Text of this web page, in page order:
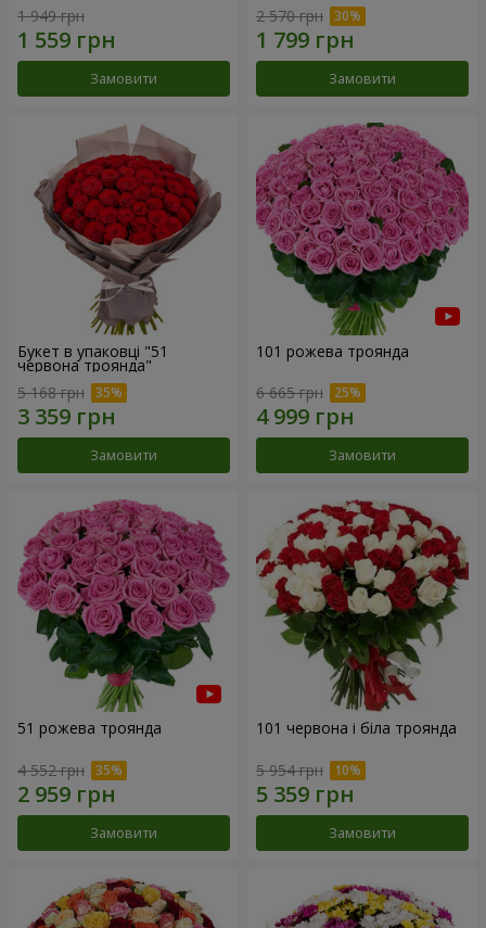
1 949 грн
Замовити
2 570 грн
Замовити
Букет в упаковці "51
червона троянда"
5 168 грн
Замовити
101 рожева троянда
6 665 грн
Замовити
51 рожева троянда
4 552 грн
Замовити
101 червона і біла троянда
5 954 грн
Замовити